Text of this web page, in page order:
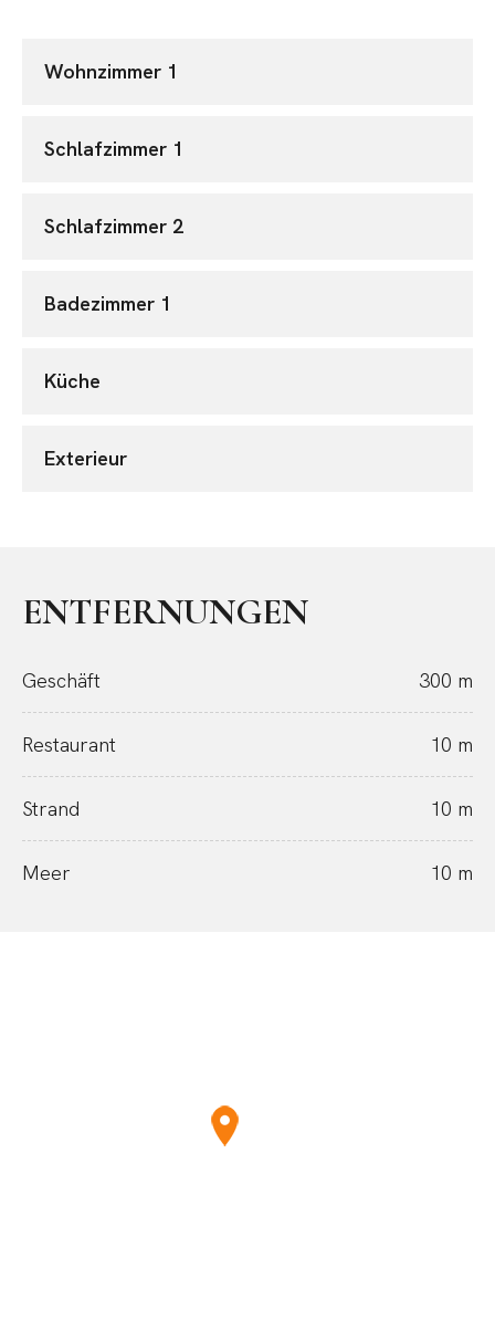
Wohnzimmer 1
Schlafzimmer 1
Schlafzimmer 2
Badezimmer 1
Küche
Exterieur
ENTFERNUNGEN
Geschäft 300 m
Restaurant 10 m
Strand 10 m
Meer 10 m